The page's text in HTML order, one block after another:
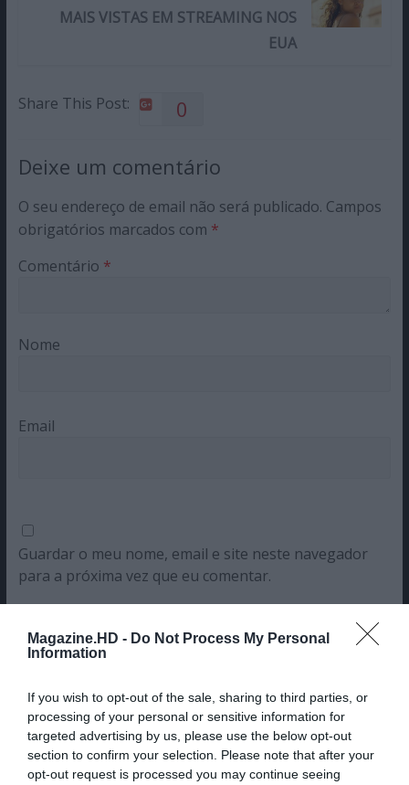
Magazine.HD - Do Not Process My Personal
Information
If you wish to opt-out of the sale, sharing to third parties, or
processing of your personal or sensitive information for
targeted advertising by us, please use the below opt-out
section to confirm your selection. Please note that after your
opt-out request is processed you may continue seeing
MAIS VISTAS EM STREAMING NOS
EUA
Share This Post: 0
Deixe um comentário
O seu endereço de email não será publicado. Campos
obrigatórios marcados com *
Comentário *
Nome
Email
Guardar o meu nome, email e site neste navegador
para a próxima vez que eu comentar.